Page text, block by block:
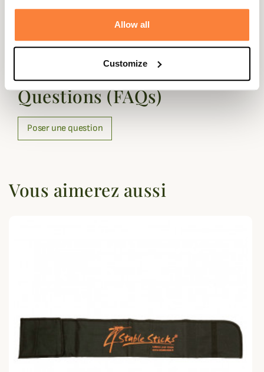
Allow all
Customize
Questions (FAQs)
Questions (FAQs)
Poser une question
Vous aimerez aussi